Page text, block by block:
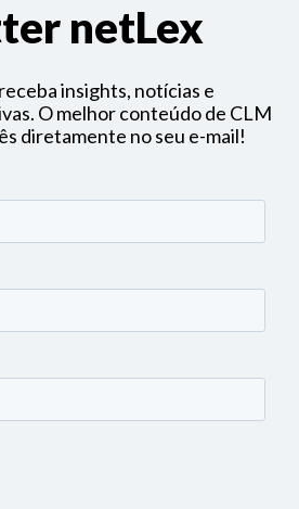
netLex
insights, notícias e
O melhor conteúdo de CLM
diretamente no seu e-mail!